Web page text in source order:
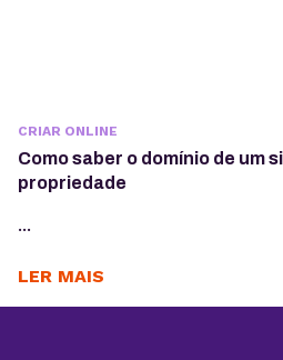
CRIAR ONLINE
Como saber o domínio de um
propriedade
...
LER MAIS